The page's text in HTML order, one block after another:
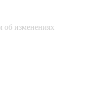
изменениях